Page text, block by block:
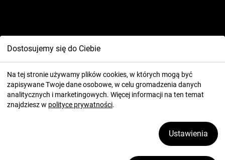
Dostosujemy się do Ciebie
Na tej stronie używamy plików cookies, w których mogą być
zapisywane Twoje dane osobowe, w celu gromadzenia danych
analitycznych i marketingowych. Więcej informacji na ten temat
znajdziesz w polityce prywatności.
Ustawienia
Informacje
Twoje konto